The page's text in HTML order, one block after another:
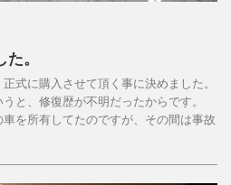
。
式に購入させて頂く事に決めました。
と、修復歴が不明だったからです。
を所有してたのですが、その間は事故